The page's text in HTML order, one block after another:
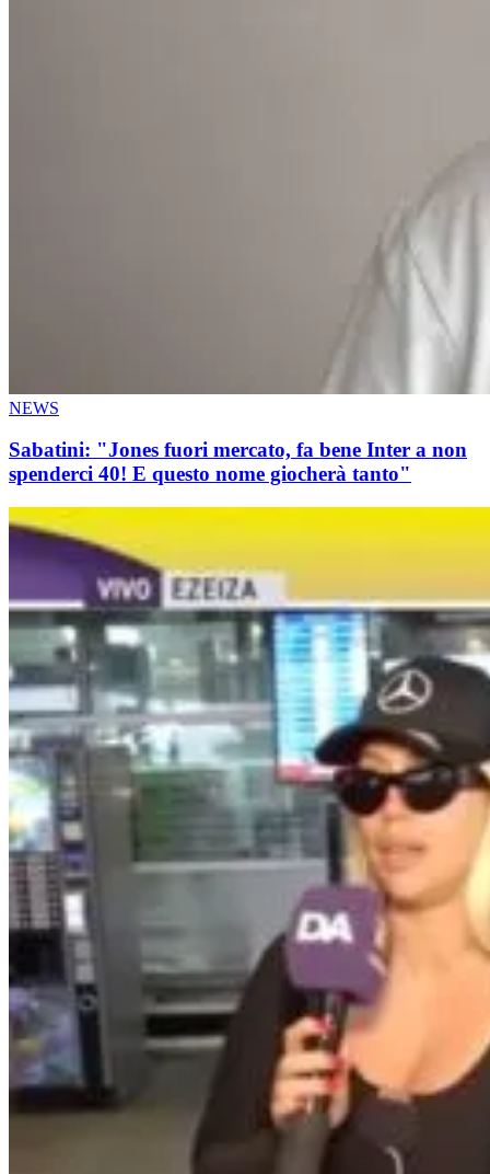
NEWS
Sabatini: "Jones fuori mercato, fa bene Inter a non
spenderci 40! E questo nome giocherà tanto"